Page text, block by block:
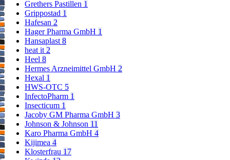
Grethers Pastillen 1
Grippostad 1
Hafesan 2
Hager Pharma GmbH 1
Hansaplast8
heat it2
Heel 8
Hermes Arzneimittel GmbH 2
Hexal 1
HWS-OTC 5
InfectoPharm 1
Insecticum 1
Jacoby GM Pharma GmbH 3
Johnson & Johnson 11
Karo Pharma GmbH 4
Kijimea 4
Klosterfrau 17